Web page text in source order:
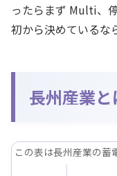
ったらまず Multi、
初から決めているな
長州産業と
この表は長州産業の蓄